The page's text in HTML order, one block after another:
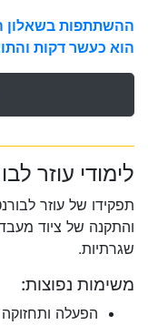
ההשתתפות בשאלון
הוא כעשר דקות
לימודי עוזר
תפקידו של עוזר
והתקנה של ציוד
שגרתיות.
משימות נפוצות:
הפעלה ותחזוקה